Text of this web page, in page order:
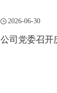
2026-06-30
公司党委召开